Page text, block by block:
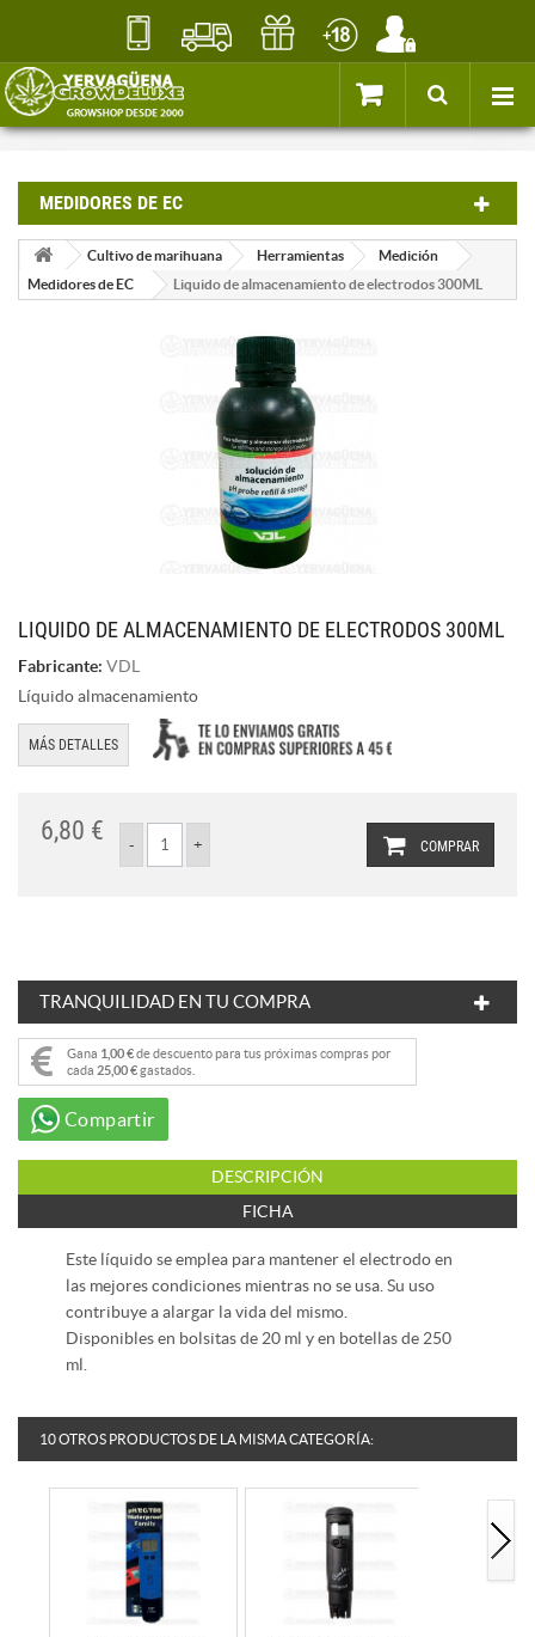
MEDIDORES DE EC
Cultivo de marihuana Herramientas
Medición
Medidores de EC
Liquido de almacenamiento de electrodos 300ML
LIQUIDO DE ALMACENAMIENTO DE ELECTRODOS 300ML
Fabricante: VDL
Líquido almacenamiento
MÁS DETALLES
6,80 €
COMPRAR
TRANQUILIDAD EN TU COMPRA
Gana 1,00 €de descuento para tus próximas compras por
cada 25,00 €gastados.
Compartir
DESCRIPCIÓN
FICHA
Este líquido se emplea para mantener el electrodo en
las mejores condiciones mientras no se usa. Su uso
contribuye a alargar la vida del mismo.
Disponibles en bolsitas de 20 ml y en botellas de 250
ml.
10 OTROS PRODUCTOS DE LA MISMA CATEGORÍA: